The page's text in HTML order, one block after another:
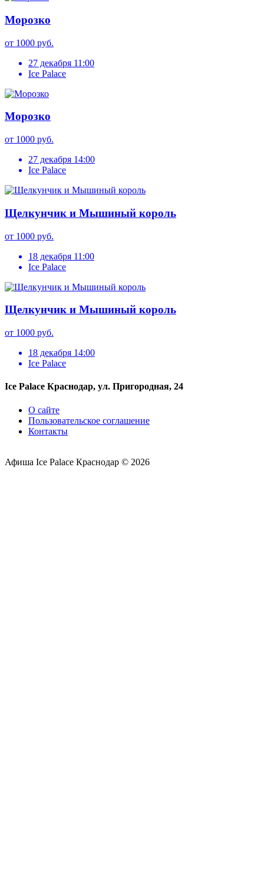
Морозко
от 1000 руб.
27 декабря 11:00
Ice Palace
Морозко
от 1000 руб.
27 декабря 14:00
Ice Palace
Щелкунчик и Мышиный король
от 1000 руб.
18 декабря 11:00
Ice Palace
Щелкунчик и Мышиный король
от 1000 руб.
18 декабря 14:00
Ice Palace
Ice Palace Краснодар, ул. Пригородная, 24
О сайте
Пользовательское соглашение
Контакты
Афиша Ice Palace Краснодар © 2026